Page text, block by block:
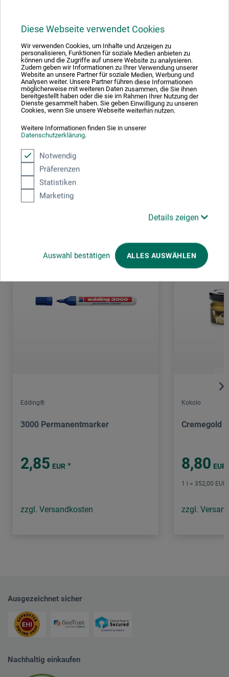
Diese Webseite verwendet Cookies
Wir verwenden Cookies, um Inhalte und Anzeigen zu
personalisieren, Funktionen für soziale Medien anbieten zu
können und die Zugriffe auf unsere Website zu analysieren.
Zudem geben wir Informationen zu Ihrer Verwendung unserer
Website an unsere Partner für soziale Medien, Werbung und
Analysen weiter. Unsere Partner führen diese Informationen
möglicherweise mit weiteren Daten zusammen, die Sie ihnen
bereitgestellt haben oder die sie im Rahmen Ihrer Nutzung der
Dienste gesammelt haben. Sie geben Einwilligung zu unseren
Cookies, wenn Sie unsere Webseite weiterhin nutzen.
Weitere Informationen finden Sie in unserer
Datenschutzerklärung.
Notwendig
Präferenzen
Statistiken
Marketing
Details zeigen
Auswahl bestätigen ALLES AUSWÄHLEN
Schwarzacher Werkstätten
Schwanheimer Str. 23
74869 Schwarzach
DEUTSCHLAND
melanie.wilhelm@johannes-diakonie.de
Kunden kauften auch
Edding®
3000 Permanentmarker
2,85 EUR *
zzgl. Versandkosten
Kokolo
Cremegold
8,80 EUR
1 l = 352,00
zzgl.
Ausgezeichnet sicher
Nachhaltig einkaufen